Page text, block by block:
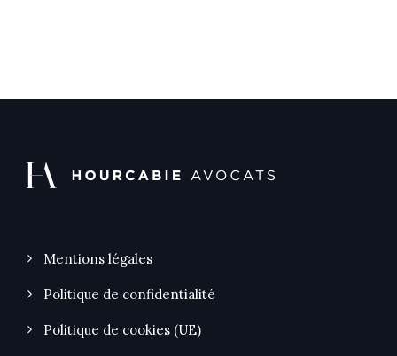
Mentions légales
Politique de confidentialité
Politique de cookies (UE)